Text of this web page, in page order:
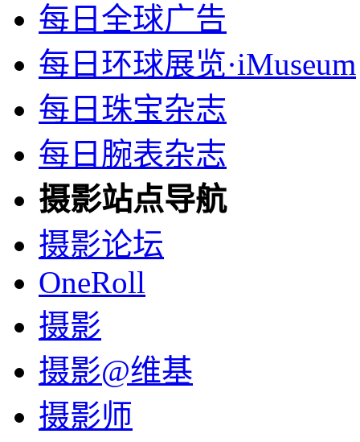
每日全球广告
每日环球展览·iMuseum
每日珠宝杂志
每日腕表杂志
摄影站点导航
摄影论坛
OneRoll
摄影
摄影@维基
摄影师